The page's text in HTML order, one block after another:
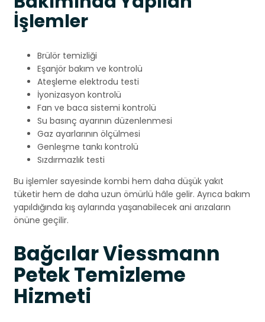
İşlemler
Brülör temizliği
Eşanjör bakım ve kontrolü
Ateşleme elektrodu testi
İyonizasyon kontrolü
Fan ve baca sistemi kontrolü
Su basınç ayarının düzenlenmesi
Gaz ayarlarının ölçülmesi
Genleşme tankı kontrolü
Sızdırmazlık testi
Bu işlemler sayesinde kombi hem daha düşük yakıt
tüketir hem de daha uzun ömürlü hâle gelir. Ayrıca bakım
yapıldığında kış aylarında yaşanabilecek ani arızaların
önüne geçilir.
Bağcılar Viessmann
Petek Temizleme
Hizmeti